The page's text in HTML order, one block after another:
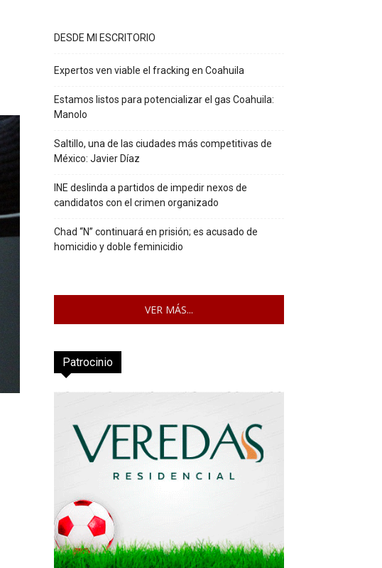
DESDE MI ESCRITORIO
Expertos ven viable el fracking en Coahuila
Estamos listos para potencializar el gas Coahuila:
Manolo
Saltillo, una de las ciudades más competitivas de
México: Javier Díaz
INE deslinda a partidos de impedir nexos de
candidatos con el crimen organizado
Chad “N” continuará en prisión; es acusado de
homicidio y doble feminicidio
VER MÁS...
Patrocinio